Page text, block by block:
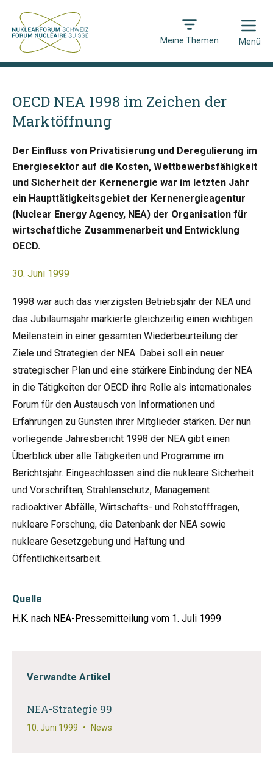
Meine Themen
Open
Menü
OECD NEA 1998 im Zeichen der
Marktöffnung
Der Einfluss von Privatisierung und Deregulierung im
Energiesektor auf die Kosten, Wettbewerbsfähigkeit
und Sicherheit der Kernenergie war im letzten Jahr
ein Haupttätigkeitsgebiet der Kernenergieagentur
(Nuclear Energy Agency, NEA) der Organisation für
wirtschaftliche Zusammenarbeit und Entwicklung
OECD.
30. Juni 1999
1998 war auch das vierzigsten Betriebsjahr der NEA und
das Jubiläumsjahr markierte gleichzeitig einen wichtigen
Meilenstein in einer gesamten Wiederbeurteilung der
Ziele und Strategien der NEA. Dabei soll ein neuer
strategischer Plan und eine stärkere Einbindung der NEA
in die Tätigkeiten der OECD ihre Rolle als internationales
Forum für den Austausch von Informationen und
Erfahrungen zu Gunsten ihrer Mitglieder stärken. Der nun
vorliegende Jahresbericht 1998 der NEA gibt einen
Überblick über alle Tätigkeiten und Programme im
Berichtsjahr. Eingeschlossen sind die nukleare Sicherheit
und Vorschriften, Strahlenschutz, Management
radioaktiver Abfälle, Wirtschafts- und Rohstofffragen,
nukleare Forschung, die Datenbank der NEA sowie
nukleare Gesetzgebung und Haftung und
Öffentlichkeitsarbeit.
Quelle
H.K. nach NEA-Pressemitteilung vom 1. Juli 1999
Verwandte Artikel
NEA-Strategie 99
10. Juni 1999 • News